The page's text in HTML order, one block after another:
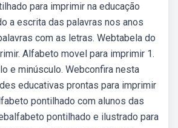
para imprimir na educação
a escrita das palavras nos anos
com as letras. Webtabela do
Alfabeto movel para imprimir 1.
e minúsculo. Webconfira nesta
educativas prontas para imprimir
pontilhado com alunos das
pontilhado e ilustrado para